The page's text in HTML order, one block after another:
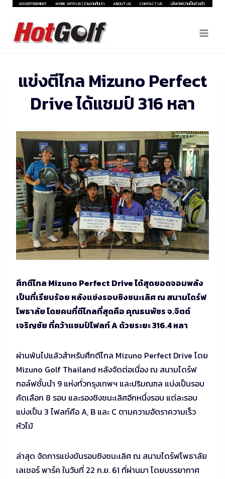
Skip
content
ADVERTISEMENT WORK WITH US | ร่วมงานกับเรา ABOUT US CONTACT US นโยบายความเป็นส่วนตัว
แข่งตีไกล Mizuno Perfect
Drive ได้แชมป์ 316 หลา
ศึกตีไกล Mizuno Perfect Drive ได้สุดยอดจอมพลัง
เป็นที่เรียบร้อย หลังแข่งรอบชิงชนะเลิศ ณ สนามไดร์ฟ
โพธาลัย โดยคนที่ตีไกลที่สุดคือ คุณธนพัชร จ.จิตต์
เจริญชัย ที่คว้าแชมป์ไฟลท์ A ด้วยระยะ 316.4 หลา
ผ่านพ้นไปแล้วสำหรับศึกตีไกล Mizuno Perfect Drive โดย
Mizuno Golf Thailand หลังจัดต่อเนื่อง ณ สนามไดร์ฟ
กอล์ฟชั้นนำ 9 แห่งทั่วกรุงเทพฯ และปริมณฑล แบ่งเป็นรอบ
คัดเลือก 8 รอบ และรองชิงชนะเลิศอีกหนึ่งรอบ แต่ละรอบ
แบ่งเป็น 3 ไฟลท์คือ A, B และ C ตามความอัตราความเร็ว
หัวไม้
ล่าสุด จัดการแข่งขันรอบชิงชนะเลิศ ณ สนามไดร์ฟโพธาลัย
เลเชอร์ พาร์ค ในวันที่ 22 ก.ย. 61 ที่ผ่านมา โดยบรรยากาศ